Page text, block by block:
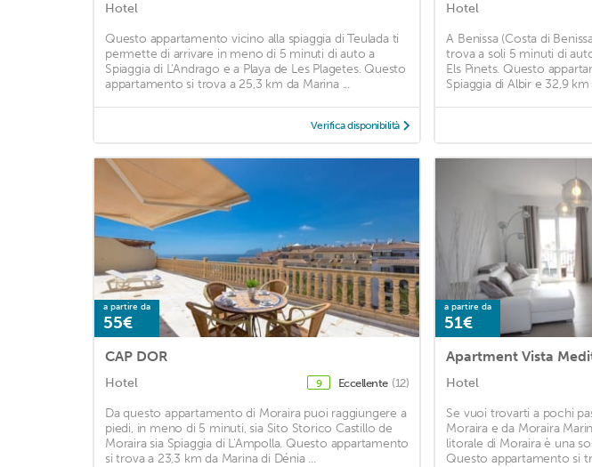
Hotel
Questo appartamento vicino alla spiaggia di Teulada ti
permette di arrivare in meno di 5 minuti di auto a
Spiaggia di L'Andrago e a Playa de Les Plagetes. Questo
appartamento si trova a 25,3 km da Marina ...
Verifica disponibilità
Hotel
A Benissa (Costa di
trova a soli 5 minuti di
Els Pinets. Questo
Spiaggia di Albir e 32,9 km
a partire da
55€
CAP DOR
Hotel 9 Eccellente (12)
Da questo appartamento di Moraira puoi raggiungere a
piedi, in meno di 5 minuti, sia Sito Storico Castillo de
Moraira sia Spiaggia di L'Ampolla. Questo appartamento
si trova a 23,3 km da Marina di Dénia ...
a partire da
51€
Apartment Vista
Hotel
Se vuoi trovarti a pochi
Moraira e da Moraira
litorale di Moraira è una
Questo appartamento si